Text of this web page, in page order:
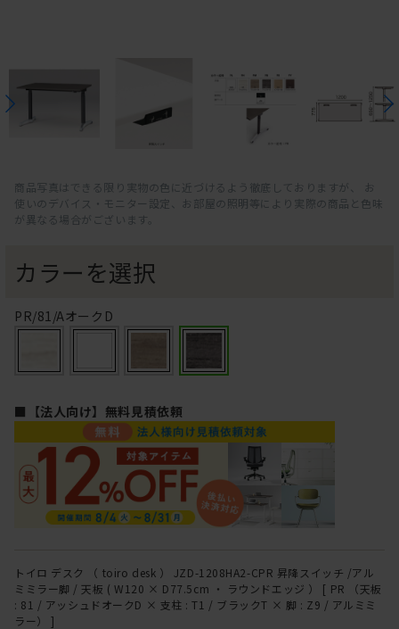
商品写真はできる限り実物の色に近づけるよう徹底しておりますが、 お
使いのデバイス・モニター設定、お部屋の照明等により実際の商品と色味
が異なる場合がございます。
カラーを選択
PR/81/AオークD
■【法人向け】無料見積依頼
トイロ デスク （ toiro desk ） JZD-1208HA2-CPR 昇降スイッチ /アル
ミミラー脚 / 天板 ( W120 × D77.5cm ・ ラウンドエッジ ） [ PR （天板
: 81 / アッシュドオークD × 支柱 : T1 / ブラックT × 脚 : Z9 / アルミミ
ラー） ]